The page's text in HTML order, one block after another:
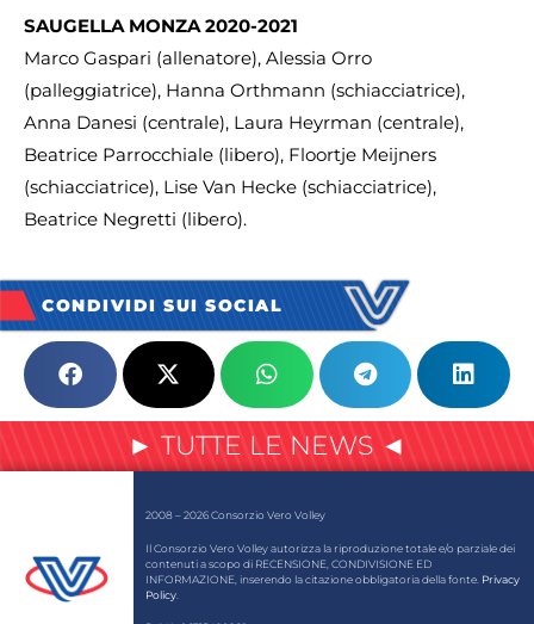
SAUGELLA MONZA 2020-2021
Marco Gaspari (allenatore), Alessia Orro
(palleggiatrice), Hanna Orthmann (schiacciatrice),
Anna Danesi (centrale), Laura Heyrman (centrale),
Beatrice Parrocchiale (libero), Floortje Meijners
(schiacciatrice), Lise Van Hecke (schiacciatrice),
Beatrice Negretti (libero).
CONDIVIDI SUI SOCIAL
► TUTTE LE NEWS ◄
2008 – 2026 Consorzio Vero Volley
Il Consorzio Vero Volley autorizza la riproduzione totale e/o parziale dei
contenuti a scopo di RECENSIONE, CONDIVISIONE ED
INFORMAZIONE, inserendo la citazione obbligatoria della fonte. Privacy
Policy